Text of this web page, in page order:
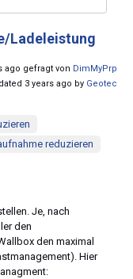
Ladeleistung
ago gefragt von DimMyPrp
3 years ago by Geotec
reduzieren
Je, nach
den
den maximal
Hier